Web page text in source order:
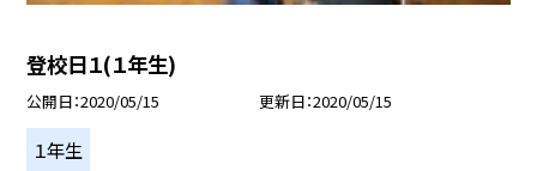
登校日１(１年生)
公開日 2020/05/15 更新日 2020/05/15
１年生